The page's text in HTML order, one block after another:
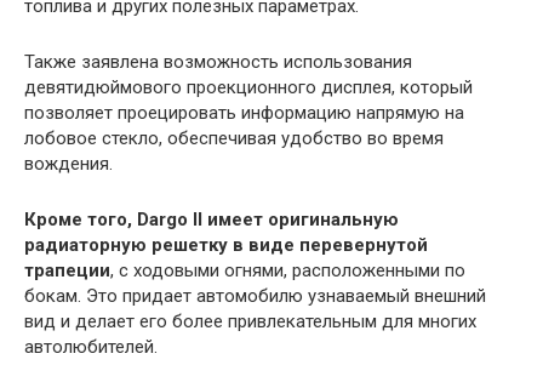
топлива и других полезных параметрах.
Также заявлена возможность использования
девятидюймового проекционного дисплея, который
позволяет проецировать информацию напрямую на
лобовое стекло, обеспечивая удобство во время
вождения.
Кроме того, Dargo II имеет оригинальную
радиаторную решетку в виде перевернутой
трапеции, с ходовыми огнями, расположенными по
бокам. Это придает автомобилю узнаваемый внешний
вид и делает его более привлекательным для многих
автолюбителей.